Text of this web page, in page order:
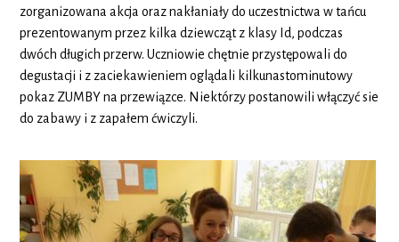
zorganizowana akcja oraz nakłaniały do uczestnictwa w tańcu
prezentowanym przez kilka dziewcząt z klasy Id, podczas
dwóch długich przerw. Uczniowie chętnie przystępowali do
degustacji i z zaciekawieniem oglądali kilkunastominutowy
pokaz ZUMBY na przewiązce. Niektórzy postanowili włączyć sie
do zabawy i z zapałem ćwiczyli.